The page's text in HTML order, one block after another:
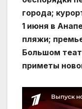
города;
1 июня в
пляжи;
Большом
приметы